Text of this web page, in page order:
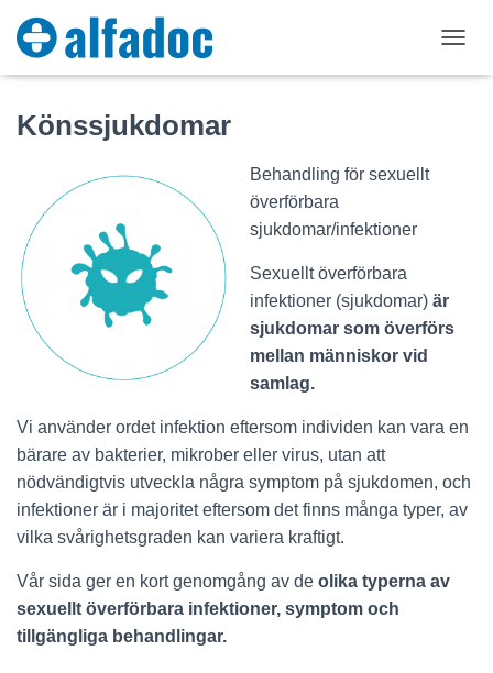
O
I
Könssjukdomar
Behandling för sexuellt
överförbara
sjukdomar/infektioner
Sexuellt överförbara
infektioner (sjukdomar) är
sjukdomar som överförs
mellan människor vid
samlag.
Vi använder ordet infektion eftersom individen kan vara en
bärare av bakterier, mikrober eller virus, utan att
nödvändigtvis utveckla några symptom på sjukdomen, och
infektioner är i majoritet eftersom det finns många typer, av
vilka svårighetsgraden kan variera kraftigt.
Vår sida ger en kort genomgång av de olika typerna av
sexuellt överförbara infektioner, symptom och
tillgängliga behandlingar.